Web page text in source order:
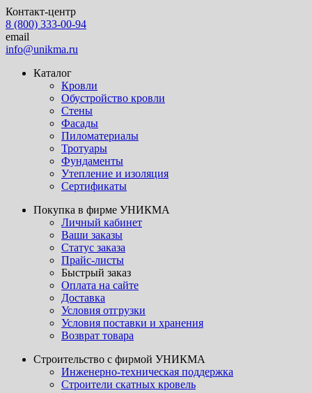
Контакт-центр
8 (800) 333-00-94
email
info@unikma.ru
Каталог
Кровли
Обустройство кровли
Стены
Фасады
Пиломатериалы
Тротуары
Фундаменты
Утепление и изоляция
Сертификаты
Покупка в фирме УНИКМА
Личный кабинет
Ваши заказы
Статус заказа
Прайс-листы
Быстрый заказ
Оплата на сайте
Доставка
Условия отгрузки
Условия поставки и хранения
Возврат товара
Строительство с фирмой УНИКМА
Инженерно-техническая поддержка
Строители скатных кровель